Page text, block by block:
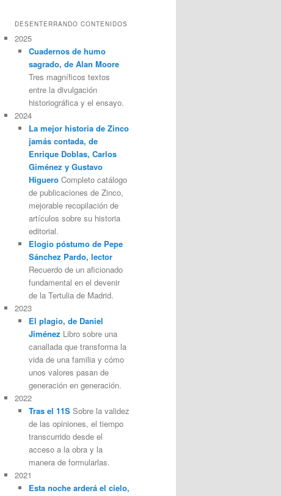
DESENTERRANDO CONTENIDOS
2025
Cuadernos de humo
sagrado, de Alan Moore
Tres magníficos textos
entre la divulgación
historiográfica y el ensayo.
2024
La mejor historia de Zinco
jamás contada, de
Enrique Doblas, Carlos
Giménez y Gustavo
HigueroCompleto catálogo
de publicaciones de Zinco,
mejorable recopilación de
artículos sobre su historia
editorial.
Elogio póstumo de Pepe
Sánchez Pardo, lector
Recuerdo de un aficionado
fundamental en el devenir
de la Tertulia de Madrid.
2023
El plagio, de Daniel
Jiménez Libro sobre una
canallada que transforma la
vida de una familia y cómo
unos valores pasan de
generación en generación.
2022
Tras el 11SSobre la validez
de las opiniones, el tiempo
transcurrido desde el
acceso a la obra y la
manera de formularlas.
2021
Esta noche arderá el cielo,